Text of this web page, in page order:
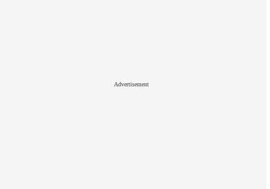
Advertisement